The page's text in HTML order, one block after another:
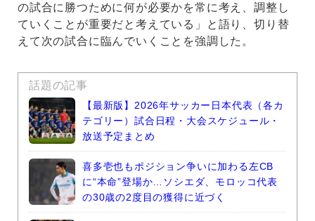
の試合に勝つために何が必要かを常に考え、調整し
ていくことが重要だと考えている」と語り、切り替
えて次の試合に臨んでいくことを強調した。
話題の記事
【最新版】2026年サッカー日本代表（各カ
テゴリー）試合日程・大会スケジュール・
放送予定まとめ
喜多壱也もポジション争いに加わる左CB
に“本命”登場か…ソシエダ、モロッコ代表
の30歳の2度目の獲得に近づく